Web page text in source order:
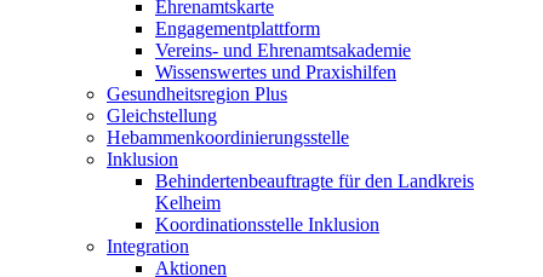
Ehrenamtskarte
Engagementplattform
Vereins- und Ehrenamtsakademie
Wissenswertes und Praxishilfen
Gesundheitsregion Plus
Gleichstellung
Hebammenkoordinierungsstelle
Inklusion
Behindertenbeauftragte für den Landkreis
Kelheim
Koordinationsstelle Inklusion
Integration
Aktionen